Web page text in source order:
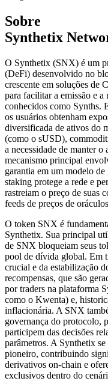
Sobre
Synthetix
O Synthetix (SNX) é um
(DeFi) desenvolvido no
crescente em soluções de
para facilitar a emissão e
conhecidos como Synths.
os usuários obtenham
diversificada de ativos do
(como o sUSD),
a necessidade de manter
mecanismo principal
garantia em um modelo de
staking protege a rede e
rastreiam o preço de suas
feeds de preços de
O token SNX é
Synthetix. Sua principal
de SNX bloqueiam seus
pool de dívida global. Em
crucial e da estabilização
recompensas, que são
por traders na plataforma
como o Kwenta) e,
inflacionária. A SNX
governança do protocolo,
participem das decisões
parâmetros. A Synthetix
pioneiro, contribuindo
derivativos on-chain e
exclusivos dentro do